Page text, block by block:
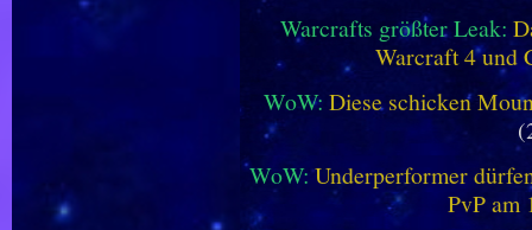
Warcrafts größter Leak:
Warcraft 4 und
WoW: Diese schicken
WoW: Underperformer
PvP am